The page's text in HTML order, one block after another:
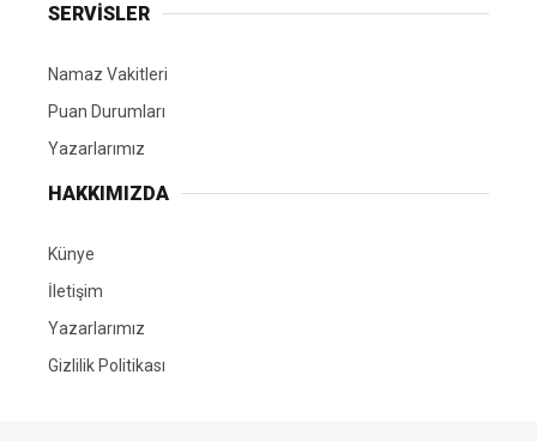
SERVİSLER
Namaz Vakitleri
Puan Durumları
Yazarlarımız
HAKKIMIZDA
Künye
İletişim
Yazarlarımız
Gizlilik Politikası